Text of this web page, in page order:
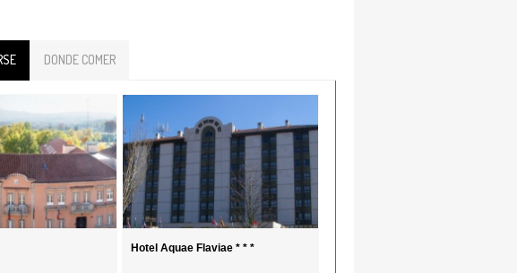
DONDE COMER
Hotel Aquae Flaviae * * *